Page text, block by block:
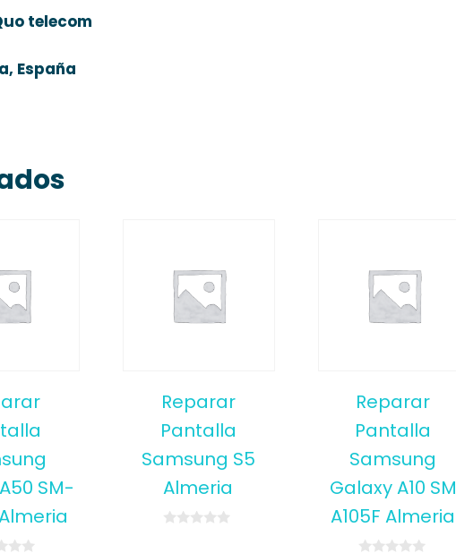
telecom
España
SM-
Reparar
Pantalla
Samsung S5
Almeria
Reparar
Pantalla
Samsung
Galaxy A10 SM
A105F Almeria